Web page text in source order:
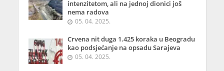
intenzitetom, ali na jednoj dionici još
nema radova
05. 04. 2025.
Crvena nit duga 1.425 koraka u Beogradu
kao podsjećanje na opsadu Sarajeva
05. 04. 2025.